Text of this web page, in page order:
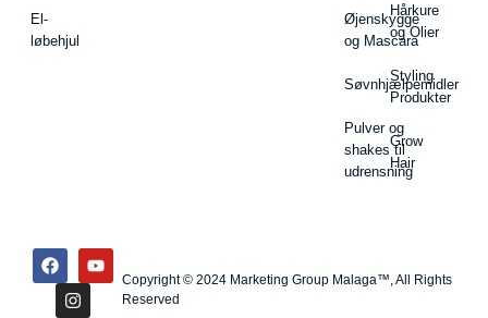
El-
løbehjul
Øjenskygge
og Mascara
Søvnhjælpemidler
Pulver og
shakes til
udrensning
Hårkure
og Olier
Styling
Produkter
Grow
Hair
Copyright © 2024 Marketing Group Malaga™, All Rights
Reserved